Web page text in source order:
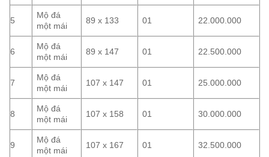
5
Mộ đá
một mái
89 x 133 01 22.000.000
6
Mộ đá
một mái
89 x 147 01 22.500.000
7
Mộ đá
một mái
107 x 147 01 25.000.000
8
Mộ đá
một mái
107 x 158 01 30.000.000
9
Mộ đá
một mái
107 x 167 01 32.500.000